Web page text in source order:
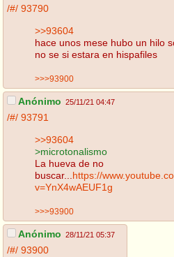
/#/ 93790
>>93604
hace unos mese hubo un hilo
no se si estara en hispafiles
>>>93900
Anónimo 25/11/21 04:47
/#/ 93791
>>93604
>microtonalismo
La hueva de no
buscar... https://
v=YnX4wAEUF1g
>>>93900
Anónimo 28/11/21 05:37
/#/ 93900